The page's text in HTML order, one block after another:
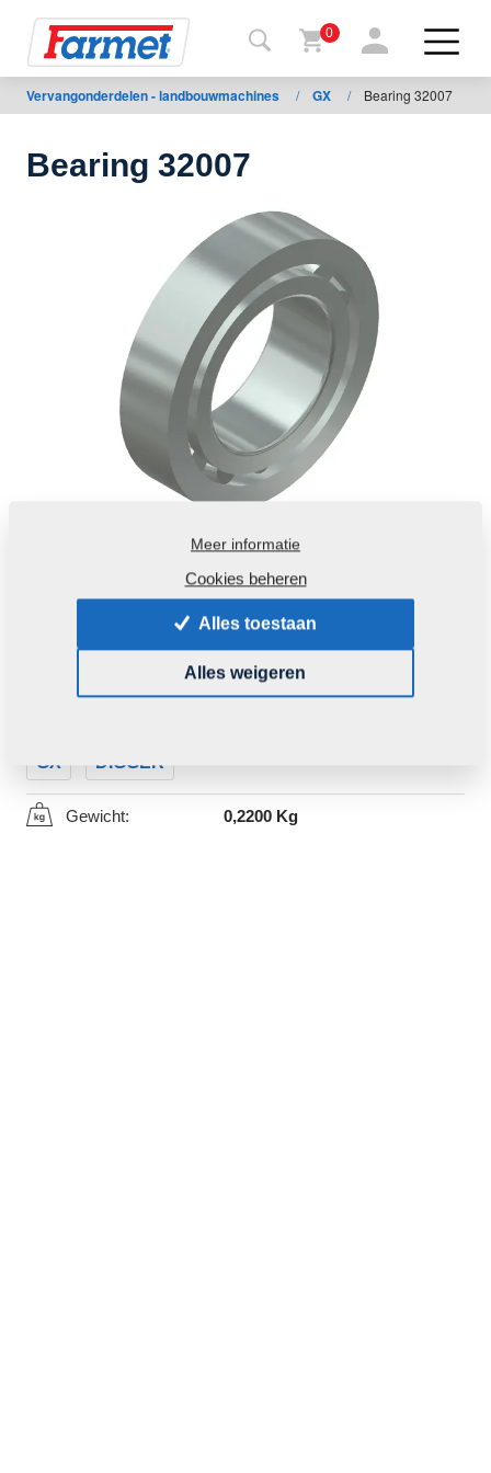
Terug
naar de
Farmetshop
Machinetoestand
downloaden
0
Vervangonderdelen - landbouwmachines / GX / Bearing 32007
Bearing 32007
Productcode: m03222
Dit deel kan ook voor volgende machines gebruikt
GX DIGGER
Gewicht: 0,2200 Kg
Meer informatie
Cookies beheren
Alles toestaan
Alles weigeren